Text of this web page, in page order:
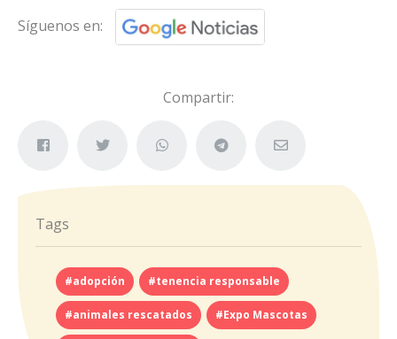
Síguenos en:
Compartir:
Tags
#adopción #tenencia responsable
#animales rescatados #Expo Mascotas